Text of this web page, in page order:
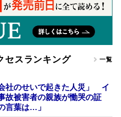
セスランキング 一覧
社のせいで起きた人災」 イ
故被害者の親族が慟哭の証
言葉は…」